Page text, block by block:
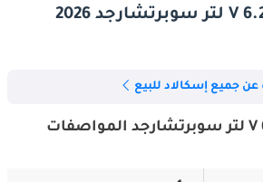
عن جميع إسكالاد للبيع
كاديلاك إسكالاد V 6.2 لتر سوبرتشارجد المواصفات